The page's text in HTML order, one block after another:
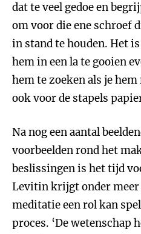
dat te veel gedoe en
om voor die ene schroef
in stand te houden. Het
hem in een la te gooien
hem te zoeken als je
ook voor de stapels
Na nog een aantal
voorbeelden rond het
beslissingen is het tijd
Levitin krijgt onder meer
meditatie een rol kan
proces. ‘De wetenschap